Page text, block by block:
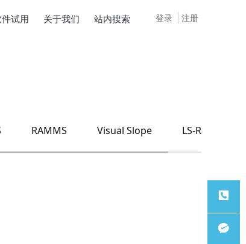
登录 注册
试用 关于我们 站内搜索
RAMMS Visual Slope LS-Rapid
服务热